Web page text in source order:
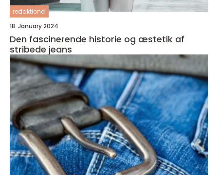
redaktionel
18. January 2024
Den fascinerende historie og æstetik af
stribede jeans